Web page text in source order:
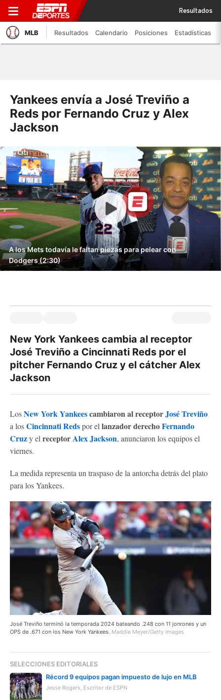
Resultados
MLB Resultados Calendario Posiciones Estadísticas
Yankees envía a José Treviño a
Reds por Fernando Cruz y Alex
Jackson
A los Mets todavía le faltan piezas para pelear con
Dodgers (2:30)
New York Yankees cambia al receptor
José Treviño a Cincinnati Reds por el
pitcher Fernando Cruz y el cátcher Alex
Jackson
LosNew York Yankeescambiaron al receptorJosé Treviño
a losCincinnati Redspor el lanzador derechoFernando
Cruzy el receptorAlex Jackson, anunciaron los equipos el
viernes.
La medida representa un traspaso de la antorcha detrás del plato
para los Yankees.
José Treviño terminó la temporada 2024 bateando .248 con 11 jonrones y un
OPS de .671 con los New York Yankees. Maddie Meyer/Getty Images
SELECCIONES EDITORIALES
Récord 9 equipos pagan impuesto de lujo en MLB
Jesse Rogers, Escritor de ESPN